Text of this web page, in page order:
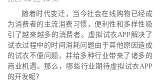
随着时代变迁，当今社会在线购物已经成
为消费者的主流消费习惯，便利性和多样性吸
引了越来越多的消费者。虚拟试衣APP解决了
试衣过程中的时间消耗问题由于其他原因造成
的试衣不便问题，并给多种行业带来了诸多的
商业机遇。那么，哪些行业期待虚拟试衣APP
的开发呢？